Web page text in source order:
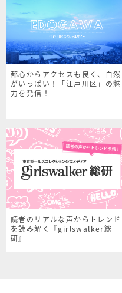
都心からアクセスも良く、自然
がいっぱい！「江戸川区」の魅
力を発信！
読者のリアルな声からトレンド
を読み解く『girlswalker総
研』